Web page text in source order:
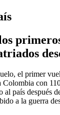
el primer
con
al país después
a la guerra